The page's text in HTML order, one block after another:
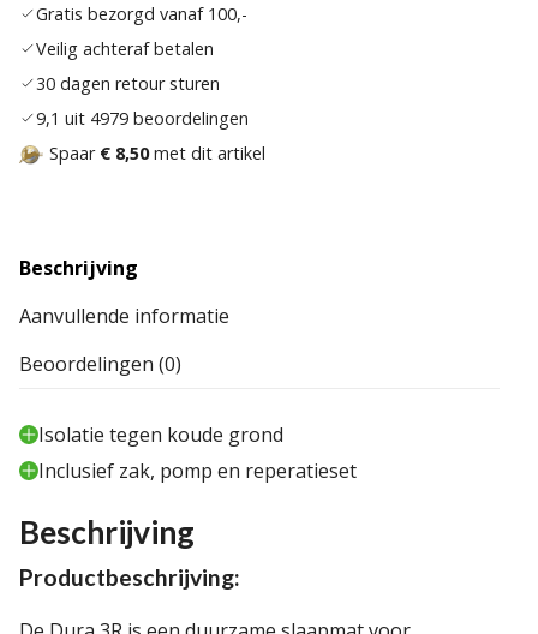
Gratis bezorgd vanaf 100,-
Veilig achteraf betalen
30 dagen retour sturen
9,1 uit 4979 beoordelingen
Spaar € 8,50met dit artikel
Beschrijving
Aanvullende informatie
Beoordelingen (0)
Isolatie tegen koude grond
Inclusief zak, pomp en reperatieset
Beschrijving
Productbeschrijving: